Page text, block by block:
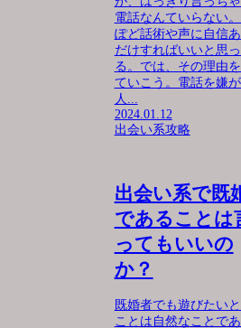
電話なんていらない
ぽど話術や声に自信
だけすればいいと思
る。では、その理由
ていこう。電話を嫌
人...
2024.01.12
出会い系攻略
出会い系で既
であることは
ってもいいの
か？
既婚者でも遊びたい
ことは自然なことであ